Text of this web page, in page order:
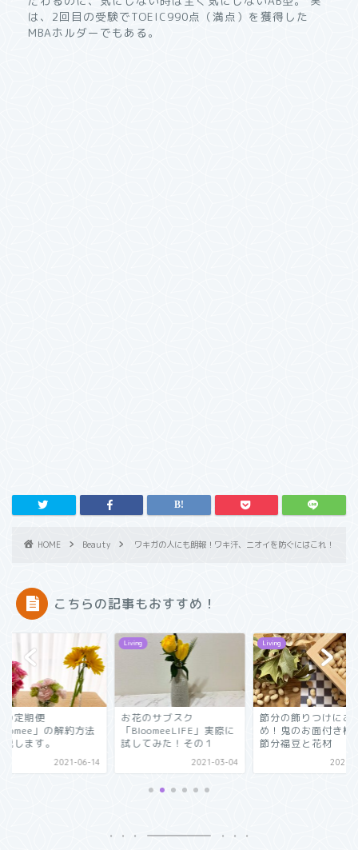
は、2回目の受験でTOEIC990点（満点）を獲得した
MBAホルダーでもある。
HOME Beauty ワキガの人にも朗報！ワキ汗、ニオイを防ぐにはこれ！
こちらの記事もおすすめ！
サブスク
」実際に
みた！その１
2021-03-04
Living
節分の飾りつけにおすす
め！鬼のお面付き枡入り
節分福豆と花材
2021-01-26
Hobby
簡単手作り クリス
の飾り フェルトの
ランド
2020-